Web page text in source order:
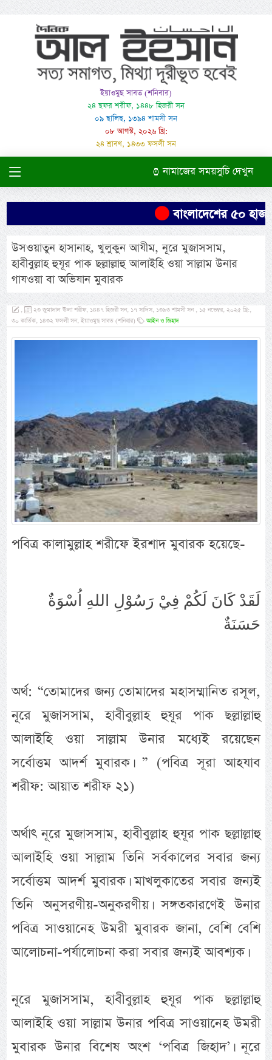
ইয়াওমুছ সাবত (শনিবার)
২৪ ছফর শরীফ, ১৪৪৮ হিজরী সন
০৯ ছালিছ, ১৩৯৪ শামসী সন
০৮ আগস্ট, ২০২৬ খ্রি:
২৪ শ্রাবণ, ১৪৩৩ ফসলী সন
নামাজের সময়সুচি দেখুন
বাংলাদেশের ৫০
উসওয়াতুন হাসানাহ, খুলুকুন আযীম, নূরে মুজাসসাম,
হাবীবুল্লাহ হুযূর পাক ছল্লাল্লাহু আলাইহি ওয়া সাল্লাম উনার
গাযওয়া বা অভিযান মুবারক
,
২৩ জুমাদাল ঊলা শরীফ, ১৪৪৭ হিজরী সন, ১৭ সাদিস, ১৩৯৩ শামসী সন , ১৫ নভেম্বর, ২০২৫ খ্রি:,
৩০ কার্তিক, ১৪৩২ ফসলী সন, ইয়াওমুছ সাবত (শনিবার)
আইন ও জিহাদ
পবিত্র কালামুল্লাহ শরীফে ইরশাদ মুবারক হয়েছে-
لَقَدْ كَانَ لَكُمْ فِيْ رَسُوْلِ اللهِ اُسْوَةٌ
حَسَنَةٌ
অর্থ: “তোমাদের জন্য তোমাদের মহাসম্মানিত রসূল,
নূরে মুজাসসাম, হাবীবুল্লাহ হুযূর পাক ছল্লাল্লাহু
আলাইহি ওয়া সাল্লাম উনার মধ্যেই রয়েছেন
সর্বোত্তম আদর্শ মুবারক। ” (পবিত্র সূরা আহযাব
শরীফ: আয়াত শরীফ ২১)
অর্থাৎ নূরে মুজাসসাম, হাবীবুল্লাহ হুযূর পাক ছল্লাল্লাহু
আলাইহি ওয়া সাল্লাম তিনি সর্বকালের সবার জন্য
সর্বোত্তম আদর্শ মুবারক। মাখলুকাতের সবার জন্যই
তিনি অনুসরণীয়-অনুকরণীয়। সঙ্গতকারণেই উনার
পবিত্র সাওয়ানেহ উমরী মুবারক জানা, বেশি বেশি
আলোচনা-পর্যালোচনা করা সবার জন্যই আবশ্যক।
নূরে মুজাসসাম, হাবীবুল্লাহ হুযূর পাক ছল্লাল্লাহু
আলাইহি ওয়া সাল্লাম উনার পবিত্র সাওয়ানেহ উমরী
মুবারক উনার বিশেষ অংশ ‘পবিত্র জিহাদ’। নূরে